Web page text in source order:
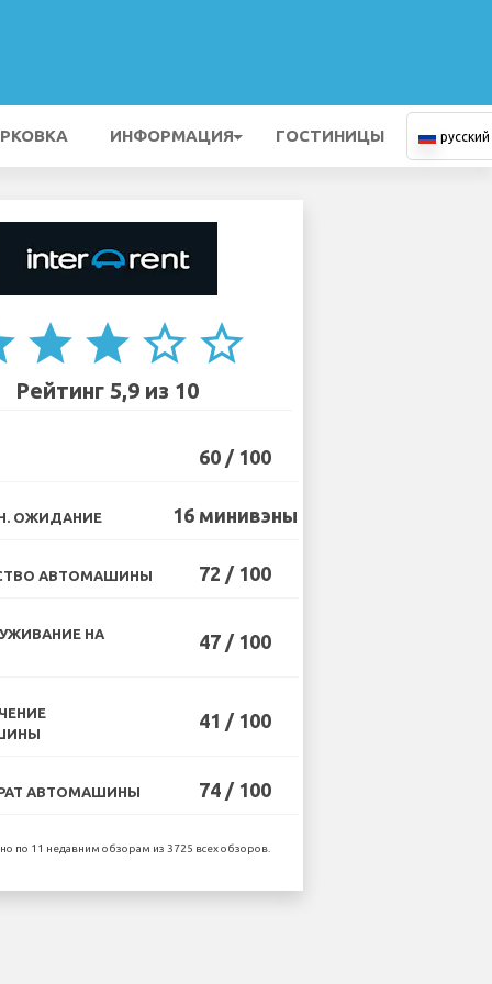
ИНФОРМАЦИЯ ГОСТИНИЦЫ русский
star star star_border star_border
Рейтинг 5,9 из 10
60 / 100
ОЖИДАНИЕ 16 минивэны
АВТОМАШИНЫ 72 / 100
НА
47 / 100
41 / 100
АВТОМАШИНЫ 74 / 100
по 11 недавним обзорам из 3725 всех обзоров.